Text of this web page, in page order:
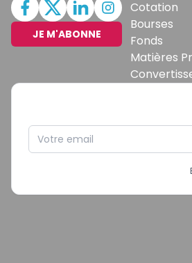
JE M'ABONNE
Cotation
Bourses
Fonds
Matières